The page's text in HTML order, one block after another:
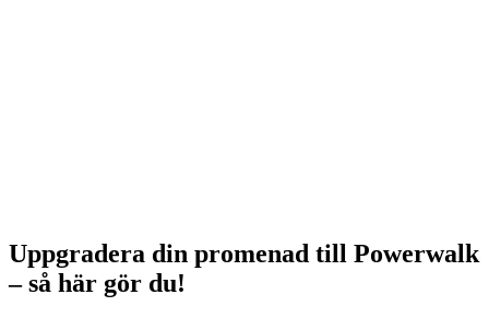
Uppgradera din promenad till Powerwalk
– så här gör du!